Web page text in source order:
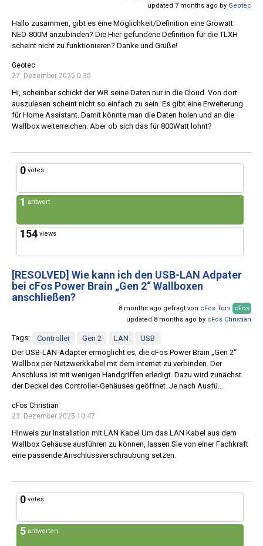
updated 7 months ago by Geotec
Hallo zusammen, gibt es eine Möglichkeit/Definition eine Growatt
NEO-800M anzubinden? Die Hier gefundene Definition für die TLXH
scheint nicht zu funktionieren? Danke und Grüße!
Geotec
27. Dezember 2025 0:30
Hi, scheinbar schickt der WR seine Daten nur in die Cloud. Von dort
auszulesen scheint nicht so einfach zu sein. Es gibt eine Erweiterung
für Home Assistant. Damit könnte man die Daten holen und an die
Wallbox weiterreichen. Aber ob sich das für 800Watt lohnt?
0 votes
1 antwort
154 views
[RESOLVED] Wie kann ich den USB-LAN Adpater
bei cFos Power Brain „Gen 2“ Wallboxen
anschließen?
8 months ago gefragt von cFos Toni
cFos
updated 8 months ago by cFos Christian
Tags: Controller Gen 2 LAN
USB
Der USB-LAN-Adapter ermöglicht es, die cFos Power Brain „Gen 2“
Wallbox per Netzwerkkabel mit dem Internet zu verbinden. Der
Anschluss ist mit wenigen Handgriffen erledigt. Dazu wird zunächst
der Deckel des Controller-Gehäuses geöffnet. Je nach Ausfü...
cFos Christian
23. Dezember 2025 10:47
Hinweis zur Installation mit LAN Kabel Um das LAN Kabel aus dem
Wallbox Gehäuse ausführen zu können, lassen Sie von einer Fachkraft
eine passende Anschlussverschraubung setzen.
0 votes
5 antworten